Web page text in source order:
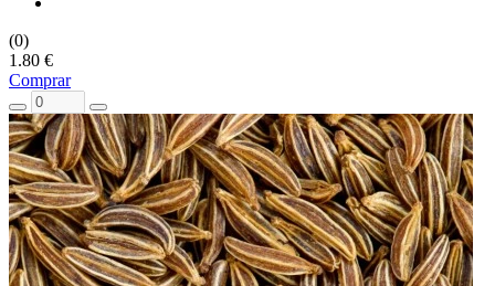
(0)
1.80 €
Comprar